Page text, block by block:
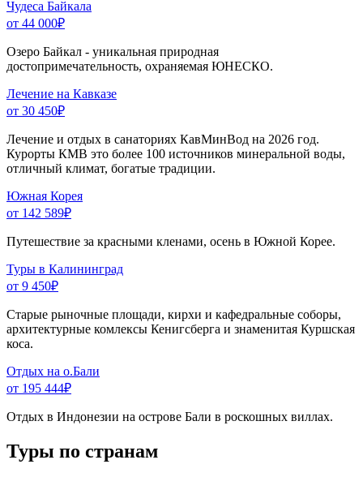
Чудеса Байкала
от 44 000₽
Озеро Байкал - уникальная природная
достопримечательность, охраняемая ЮНЕСКО.
Лечение на Кавказе
от 30 450₽
Лечение и отдых в санаториях КавМинВод на 2026 год.
Курорты КМВ это более 100 источников минеральной воды,
отличный климат, богатые традиции.
Южная Корея
от 142 589₽
Путешествие за красными кленами, осень в Южной Корее.
Туры в Калининград
от 9 450₽
Старые рыночные площади, кирхи и кафедральные соборы,
архитектурные комлексы Кенигсберга и знаменитая Куршская
коса.
Отдых на о.Бали
от 195 444₽
Отдых в Индонезии на острове Бали в роскошных виллах.
Туры по странам